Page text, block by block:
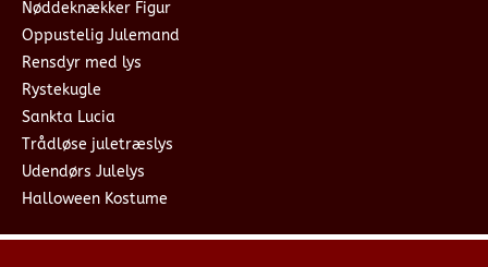
Nøddeknækker Figur
Oppustelig Julemand
Rensdyr med lys
Rystekugle
Sankta Lucia
Trådløse juletræslys
Udendørs Julelys
Halloween Kostume